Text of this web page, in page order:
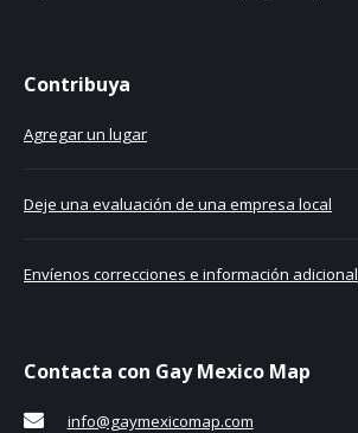
Contribuya
Agregar un lugar
Deje una evaluación de una empresa local
Envíenos correcciones e información adicional
Contacta con Gay Mexico Map
info@gaymexicomap.com